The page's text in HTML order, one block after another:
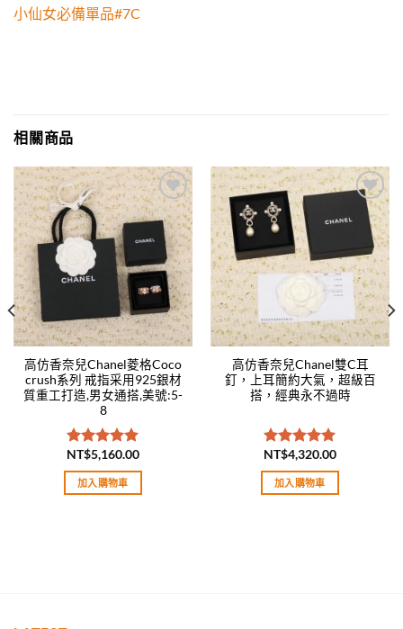
小仙女必備單品#7C
相關商品
Add to
wishlist
高仿香奈兒Chanel菱格Coco
crush系列 戒指采用925銀材
質重工打造,男女通搭,美號:5-
8
評分5.00
滿分 5
NT$5,160.00
加入購物車
Add to
wishlist
高仿香奈兒Chanel雙C耳
釘，上耳簡約大氣，超級百
搭，經典永不過時
評分5.00
滿分 5
NT$4,320.00
加入購物車